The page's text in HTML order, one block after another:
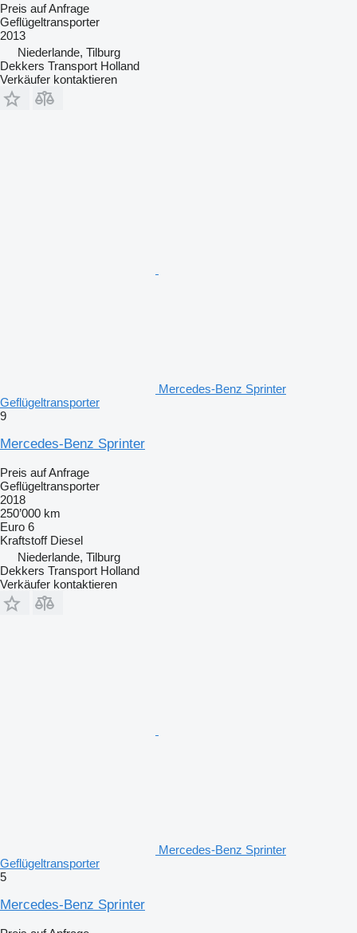
Preis auf Anfrage
Geflügeltransporter
2013
Niederlande, Tilburg
Dekkers Transport Holland
Verkäufer kontaktieren
Mercedes-Benz Sprinter
Geflügeltransporter
9
Mercedes-Benz Sprinter
Preis auf Anfrage
Geflügeltransporter
2018
250’000 km
Euro 6
Kraftstoff Diesel
Niederlande, Tilburg
Dekkers Transport Holland
Verkäufer kontaktieren
Mercedes-Benz Sprinter
Geflügeltransporter
5
Mercedes-Benz Sprinter